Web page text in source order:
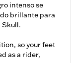
intenso se
brillante para
Skull.
so your feet
as a rider,